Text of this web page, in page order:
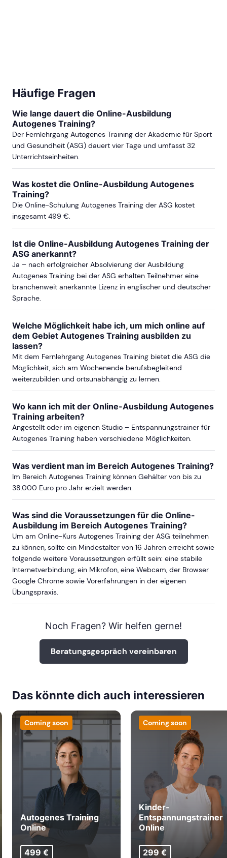
Häufige Fragen
Wie lange dauert die Online-Ausbildung
Autogenes Training?
Der Fernlehrgang Autogenes Training der Akademie für Sport
und Gesundheit (ASG) dauert vier Tage und umfasst 32
Unterrichtseinheiten.
Was kostet die Online-Ausbildung Autogenes
Training?
Die Online-Schulung Autogenes Training der ASG kostet
insgesamt 499 €.
Ist die Online-Ausbildung Autogenes Training der
ASG anerkannt?
Ja – nach erfolgreicher Absolvierung der Ausbildung
Autogenes Training bei der ASG erhalten Teilnehmer eine
branchenweit anerkannte Lizenz in englischer und deutscher
Sprache.
Welche Möglichkeit habe ich, um mich online auf
dem Gebiet Autogenes Training ausbilden zu
lassen?
Mit dem Fernlehrgang Autogenes Training bietet die ASG die
Möglichkeit, sich am Wochenende berufsbegleitend
weiterzubilden und ortsunabhängig zu lernen.
Wo kann ich mit der Online-Ausbildung Autogenes
Training arbeiten?
Angestellt oder im eigenen Studio – Entspannungstrainer für
Autogenes Training haben verschiedene Möglichkeiten.
Was verdient man im Bereich Autogenes Training?
Im Bereich Autogenes Training können Gehälter von bis zu
38.000 Euro pro Jahr erzielt werden.
Was sind die Voraussetzungen für die Online-
Ausbildung im Bereich Autogenes Training?
Um am Online-Kurs Autogenes Training der ASG teilnehmen
zu können, sollte ein Mindestalter von 16 Jahren erreicht sowie
folgende weitere Voraussetzungen erfüllt sein: eine stabile
Internetverbindung, ein Mikrofon, eine Webcam, der Browser
Google Chrome sowie Vorerfahrungen in der eigenen
Übungspraxis.
Noch Fragen? Wir helfen gerne!
Beratungsgespräch vereinbaren
Das könnte dich auch interessieren
Coming soon
Autogenes Training
Online
499 €
Coming soon
Kinder-
Entspannungstrainer
Online
299 €